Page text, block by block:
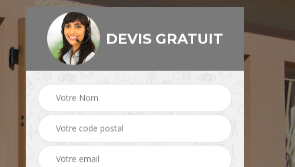
de Hydrofuge toiture 56 Traitement anti
DEVIS GRATUIT